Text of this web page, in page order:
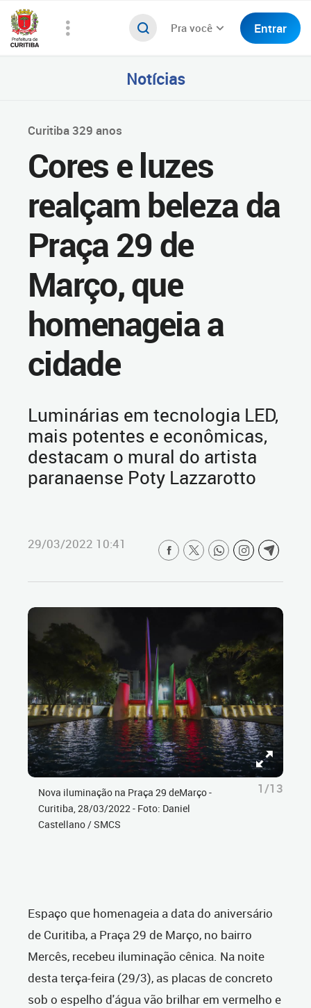
Pra você Entrar
Notícias
Curitiba 329 anos
Cores e luzes
realçam beleza da
Praça 29 de
Março, que
homenageia a
cidade
Luminárias em tecnologia LED,
mais potentes e econômicas,
destacam o mural do artista
paranaense Poty Lazzarotto
29/03/2022 10:41
Nova iluminação na Praça 29 deMarço -
Curitiba, 28/03/2022 - Foto: Daniel
Castellano / SMCS
1/13
Espaço que homenageia a data do aniversário
de Curitiba, a Praça 29 de Março, no bairro
Mercês, recebeu iluminação cênica. Na noite
desta terça-feira (29/3), as placas de concreto
sob o espelho d'água vão brilhar em vermelho e